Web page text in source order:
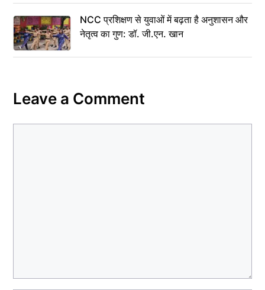
NCC प्रशिक्षण से युवाओं में बढ़ता है अनुशासन और
नेतृत्व का गुण: डॉ. जी.एन. खान
Leave a Comment